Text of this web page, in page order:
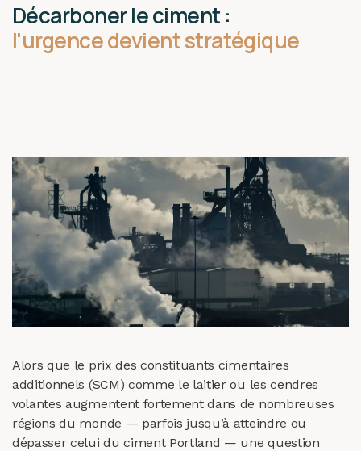
Décarboner le ciment :
l'urgence devient stratégique
Alors que le prix des constituants cimentaires
additionnels (SCM) comme le laitier ou les cendres
volantes augmentent fortement dans de nombreuses
régions du monde — parfois jusqu’à atteindre ou
dépasser celui du ciment Portland — une question